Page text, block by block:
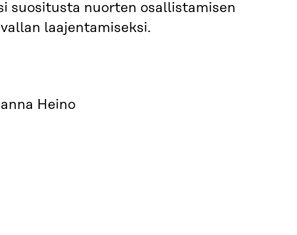
suositusta nuorten osallistamisen
laajentamiseksi.
Heino